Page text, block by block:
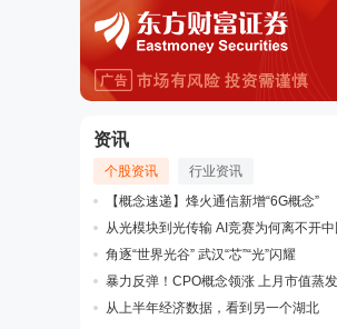
资讯
个股资讯
行业资讯
【概念速递】烽火通信新增“6G概念”
从光模块到光传输 AI竞赛为何离不开中
角逐“世界光谷” 武汉“芯”“光”闪耀
暴力反弹！CPO概念领涨 上月市值蒸
从上半年经济数据，看到另一个湖北